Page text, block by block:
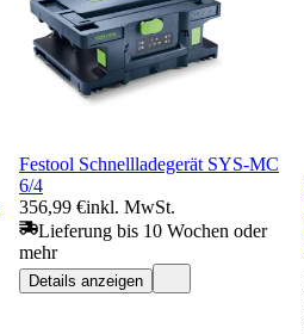
Festool Schnellladegerät SYS-MC
6/4
356,99 €inkl. MwSt.
Lieferung bis 10 Wochen oder
mehr
Details anzeigen